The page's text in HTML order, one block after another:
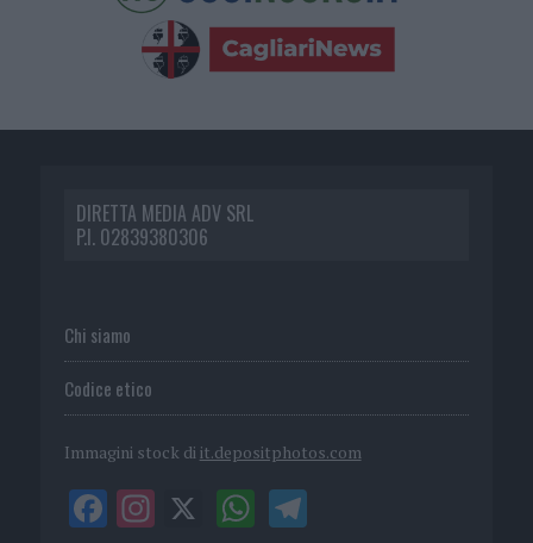
DIRETTA MEDIA ADV SRL
P.I. 02839380306
Chi siamo
Codice etico
Immagini stock di it.depositphotos.com